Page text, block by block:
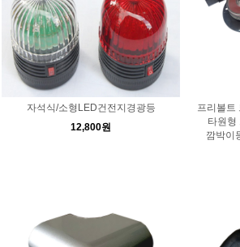
자석식/소형LED건전지경광등
12,800원
프리볼트
타원형
깜박이